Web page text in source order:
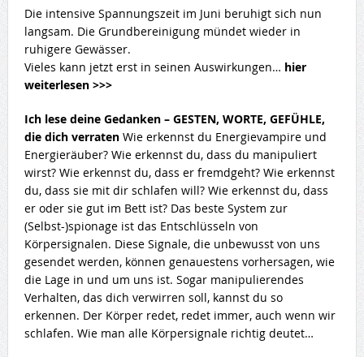
Die intensive Spannungszeit im Juni beruhigt sich nun
langsam. Die Grundbereinigung mündet wieder in
ruhigere Gewässer.
Vieles kann jetzt erst in seinen Auswirkungen… hier
weiterlesen >>>
Ich lese deine Gedanken – GESTEN, WORTE, GEFÜHLE,
die dich verraten Wie erkennst du Energievampire und
Energieräuber? Wie erkennst du, dass du manipuliert
wirst? Wie erkennst du, dass er fremdgeht? Wie erkennst
du, dass sie mit dir schlafen will? Wie erkennst du, dass
er oder sie gut im Bett ist? Das beste System zur
(Selbst-)spionage ist das Entschlüsseln von
Körpersignalen. Diese Signale, die unbewusst von uns
gesendet werden, können genauestens vorhersagen, wie
die Lage in und um uns ist. Sogar manipulierendes
Verhalten, das dich verwirren soll, kannst du so
erkennen. Der Körper redet, redet immer, auch wenn wir
schlafen. Wie man alle Körpersignale richtig deutet…